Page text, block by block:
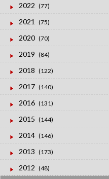
2022 (77)
2021 (75)
2020 (70)
2019 (84)
2018 (122)
2017 (140)
2016 (131)
2015 (144)
2014 (146)
2013 (173)
2012 (48)